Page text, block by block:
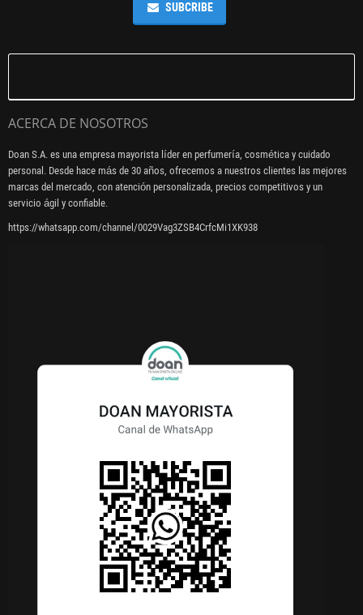
SUBCRIBE
ACERCA DE NOSOTROS
Doan S.A. es una empresa mayorista líder en perfumería, cosmética y cuidado
personal. Desde hace más de 30 años, ofrecemos a nuestros clientes las mejores
marcas del mercado, con atención personalizada, precios competitivos y un
servicio ágil y confiable.
https://whatsapp.com/channel/0029Vag3ZSB4CrfcMi1XK938